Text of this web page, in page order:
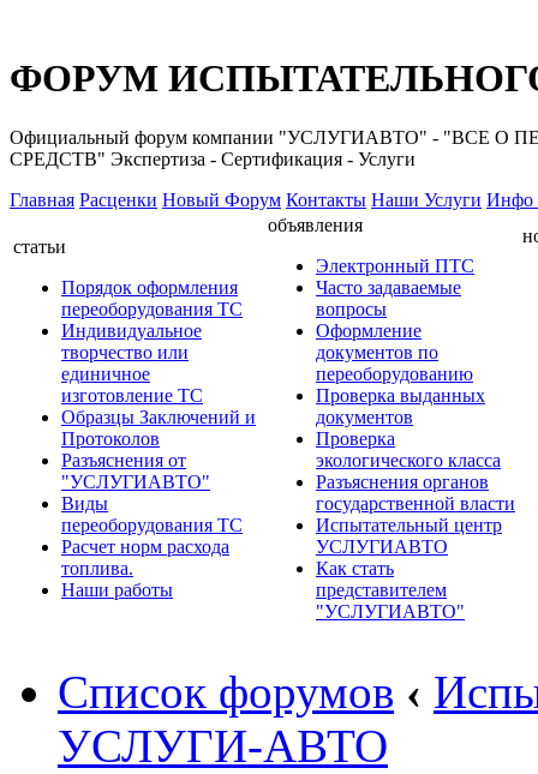
ФОРУМ
Официальный форум компании "УСЛУГИАВТО" -
СРЕДСТВ" Экспертиза - Сертификация - Услуги
Главная Расценки Новый Форум Контакты Наши Услуги Инфо
статьи
Порядок оформления
переоборудования ТС
Индивидуальное
творчество или
единичное
изготовление ТС
Образцы Заключений и
Протоколов
Разъяснения от
"УСЛУГИАВТО"
Виды
переоборудования ТС
Расчет норм расхода
топлива.
Наши работы
объявления
Электронный ПТС
Часто задаваемые
вопросы
Оформление
документов по
переоборудованию
Проверка выданных
документов
Проверка
экологического класса
Разъяснения органов
государственной власти
Испытательный центр
УСЛУГИАВТО
Как стать
представителем
"УСЛУГИАВТО"
Список форумов ‹
УСЛУГИ-АВТО